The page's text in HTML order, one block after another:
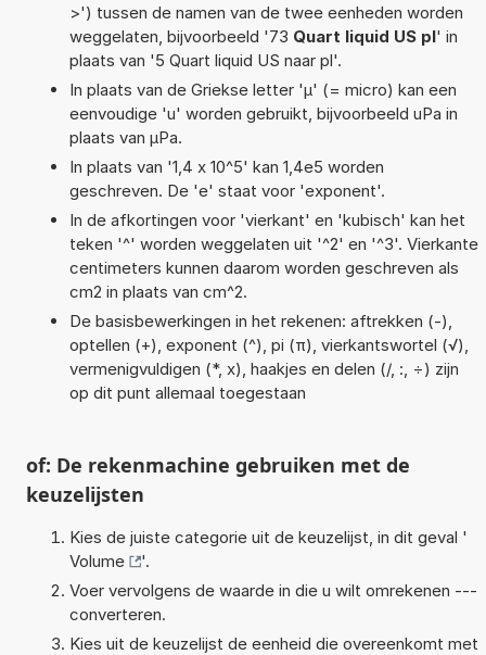
>') tussen de namen van de twee eenheden worden
weggelaten, bijvoorbeeld '73 Quart liquid US pl' in
plaats van '5 Quart liquid US naar pl'.
In plaats van de Griekse letter 'µ' (= micro) kan een
eenvoudige 'u' worden gebruikt, bijvoorbeeld uPa in
plaats van µPa.
In plaats van '1,4 x 10^5' kan 1,4e5 worden
geschreven. De 'e' staat voor 'exponent'.
In de afkortingen voor 'vierkant' en 'kubisch' kan het
teken '^' worden weggelaten uit '^2' en '^3'. Vierkante
centimeters kunnen daarom worden geschreven als
cm2 in plaats van cm^2.
De basisbewerkingen in het rekenen: aftrekken (-),
optellen (+), exponent (^), pi (π), vierkantswortel (√),
vermenigvuldigen (*, x), haakjes en delen (/, :, ÷) zijn
op dit punt allemaal toegestaan
of: De rekenmachine gebruiken met de
keuzelijsten
Kies de juiste categorie uit de keuzelijst, in dit geval '
Volume
'.
Voer vervolgens de waarde in die u wilt omrekenen ---
converteren.
Kies uit de keuzelijst de eenheid die overeenkomt met